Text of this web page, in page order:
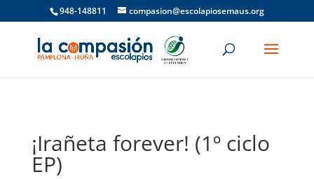
948-148811 compasion@escolapiosemaus.org
¡Irañeta forever! (1º ciclo
EP)